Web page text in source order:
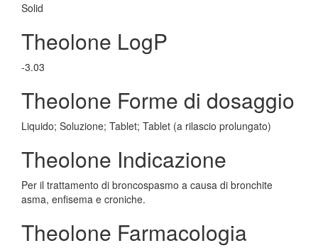
Solid
Theolone LogP
-3.03
Theolone Forme di dosaggio
Liquido; Soluzione; Tablet; Tablet (a rilascio prolungato)
Theolone Indicazione
Per il trattamento di broncospasmo a causa di bronchite
asma, enfisema e croniche.
Theolone Farmacologia